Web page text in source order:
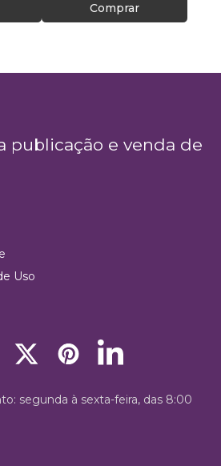
Comprar
publicação e venda de
Uso
segunda à sexta-feira, das 8:00